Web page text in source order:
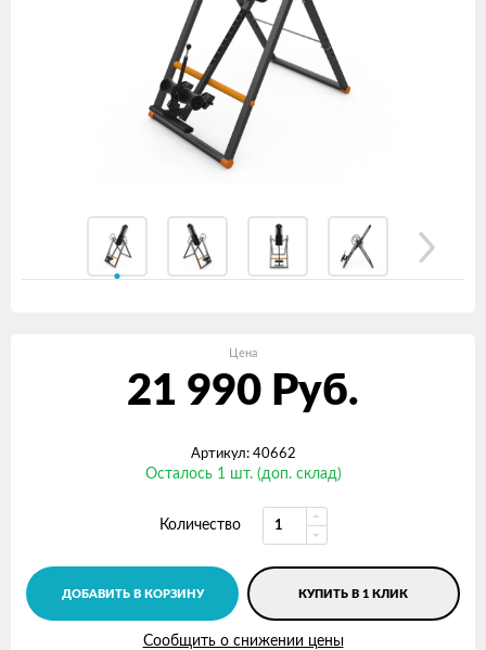
Цена
21 990 Руб.
Артикул: 40662
Осталось 1 шт. (доп. склад)
Количество
ДОБАВИТЬ В КОРЗИНУ КУПИТЬ В 1 КЛИК
Сообщить о снижении цены